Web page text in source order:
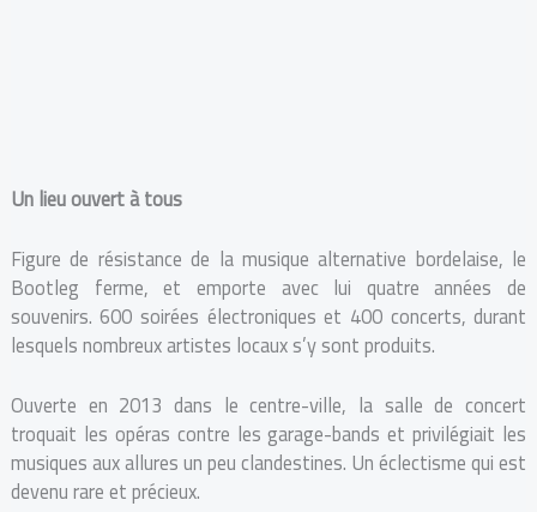
Un lieu ouvert à tous
Figure de résistance de la musique alternative bordelaise, le
Bootleg ferme, et emporte avec lui quatre années de
souvenirs. 600 soirées électroniques et 400 concerts, durant
lesquels nombreux artistes locaux s’y sont produits.
Ouverte en 2013 dans le centre-ville, la salle de concert
troquait les opéras contre les garage-bands et privilégiait les
musiques aux allures un peu clandestines. Un éclectisme qui est
devenu rare et précieux.